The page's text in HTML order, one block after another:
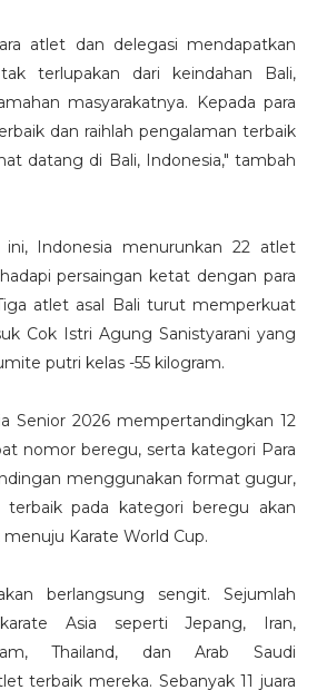
atlet dan delegasi mendapatkan
terlupakan dari keindahan Bali,
masyarakatnya. Kepada para
dan raihlah pengalaman terbaik
datang di Bali, Indonesia," tambah
ini, Indonesia menurunkan 22 atlet
persaingan ketat dengan para
atlet asal Bali turut memperkuat
Cok Istri Agung Sanistyarani yang
putri kelas -55 kilogram.
Senior 2026 mempertandingkan 12
nomor beregu, serta kategori Para
menggunakan format gugur,
pada kategori beregu akan
Karate World Cup.
berlangsung sengit. Sejumlah
Asia seperti Jepang, Iran,
Thailand, dan Arab Saudi
terbaik mereka. Sebanyak 11 juara